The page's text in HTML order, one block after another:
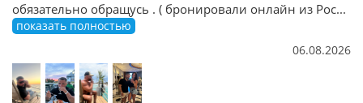
обязательно обращусь . ( бронировали онлайн из Рос...
показать полностью
06.08.2026